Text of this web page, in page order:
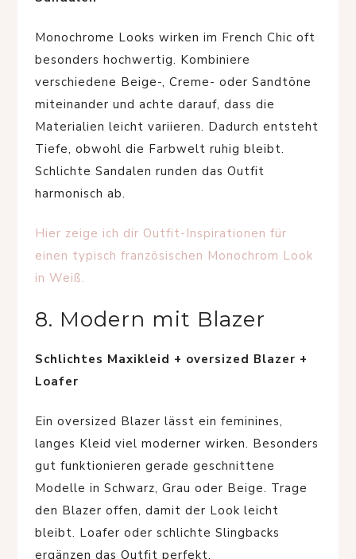
Monochrome Looks wirken im French Chic oft
besonders hochwertig. Kombiniere
verschiedene Beige-, Creme- oder Sandtöne
miteinander und achte darauf, dass die
Materialien leicht variieren. Dadurch entsteht
Tiefe, obwohl die Farbwelt ruhig bleibt.
Schlichte Sandalen runden das Outfit
harmonisch ab.
Hier zeige ich dir Outfit-Inspirationen für
einen typisch französischen Monochrom Look
in Weiß.
8. Modern mit Blazer
Schlichtes Maxikleid + oversized Blazer +
Loafer
Ein oversized Blazer lässt ein feminines,
langes Kleid viel moderner wirken. Besonders
gut funktionieren gerade geschnittene
Modelle in Schwarz, Grau oder Beige. Trage
den Blazer offen, damit der Look leicht
bleibt. Loafer oder schlichte Slingbacks
ergänzen das Outfit perfekt.